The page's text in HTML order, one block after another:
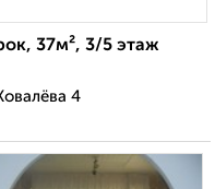
37м², 3/5 этаж
4